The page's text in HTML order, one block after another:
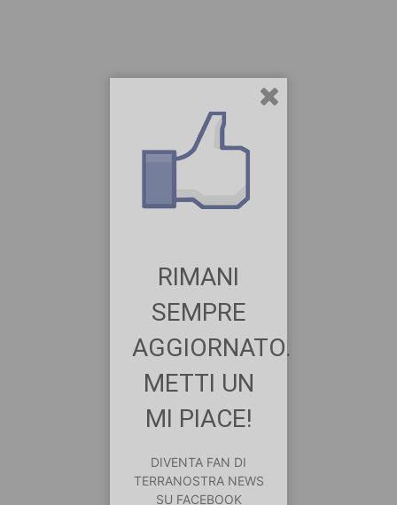
RIMANI
SEMPRE
AGGIORNATO.
METTI UN
MI PIACE!
DIVENTA FAN DI
TERRANOSTRA NEWS
SU FACEBOOK